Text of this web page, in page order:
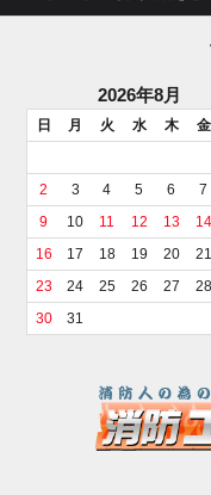
2026年8月
日 月 火 水 木 金
2
3 4 5 6 7
9
10 11 12 13 14
16
17 18 19 20 21
23
24 25 26 27 28
30
31